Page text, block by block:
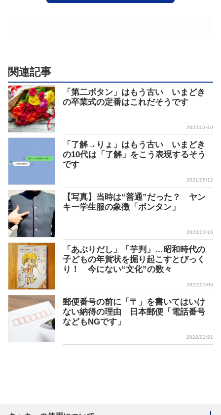
関連記事
「第二ボタン」はもう古い いまどき
の卒業式の定番はこれだそうです
2022/03/10
「了解→りょ」はもう古い いまどき
の10代は「了解」をこう表現するそう
です
2021/05/12
【写真】当時は“普通”だった？ ヤン
キー学生服の象徴「ボンタン」
2022/03/16
「あぶりだし」「芋判」…昭和時代の
子どもの年賀状を掘り起こすとびっく
り！ 今にない“文化”の数々
2022/01/05
郵便番号の前に「〒」を書いてはいけ
ない納得の理由 日本郵便「電話番号
などもNGです」
2022/02/21